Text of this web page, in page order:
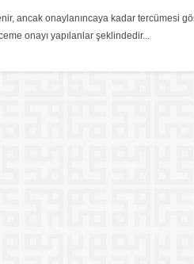
ancak onaylanıncaya kadar tercümesi
onayı yapılanlar şeklindedir...